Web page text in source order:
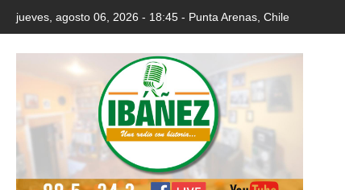
jueves, agosto 06, 2026 - 18:45 - Punta Arenas, Chile